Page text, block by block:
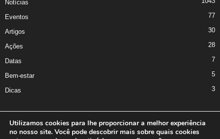
Notícias
Eventos 77
Artigos 30
Ações 28
Datas 7
Bem-estar 5
Dicas 3
Utilizamos cookies para lhe proporcionar a melhor experiência
no nosso site. Você pode descobrir mais sobre quais cookies